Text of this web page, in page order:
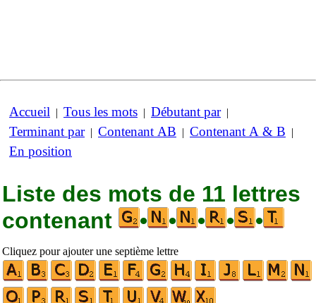
Accueil | Tous les mots | Débutant par|
Terminant par| Contenant AB | Contenant A & B |
En position
Liste des mots de 11 lettres
contenant
• • • • •
Cliquez pour ajouter une septième lettre